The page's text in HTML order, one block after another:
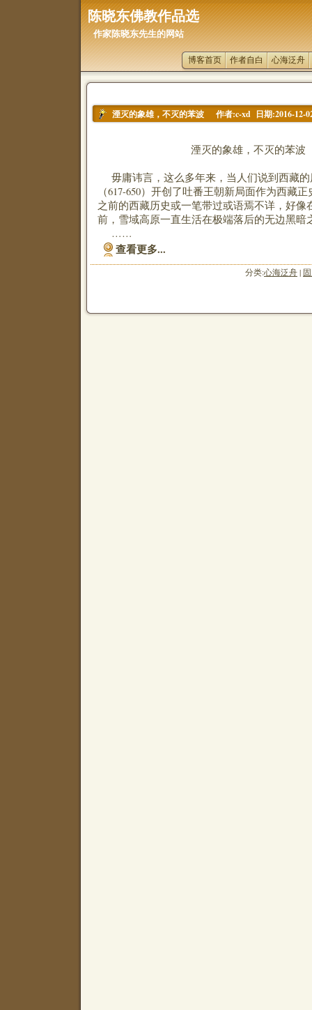
陈晓东佛教作品选
作家陈晓东先生的网站
博客首页 作者自白 心海泛舟
湮灭的象雄，不灭的苯波 作者:c-xd 日期:2016-12-
湮灭的象雄，不灭的苯波
毋庸讳言，这么多年来，当人们说到西藏的
（617-650）开创了吐番王朝新局面作为西藏
之前的西藏历史或一笔带过或语焉不详，好像
前，雪域高原一直生活在极端落后的无边黑暗
……
查看更多...
分类:心海泛舟|